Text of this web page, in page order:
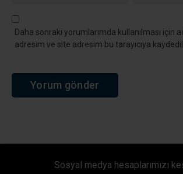
Daha sonraki yorumlarımda kullanılması için
adresim ve site adresim bu tarayıcıya
Sosyal medya hesaplarımızı